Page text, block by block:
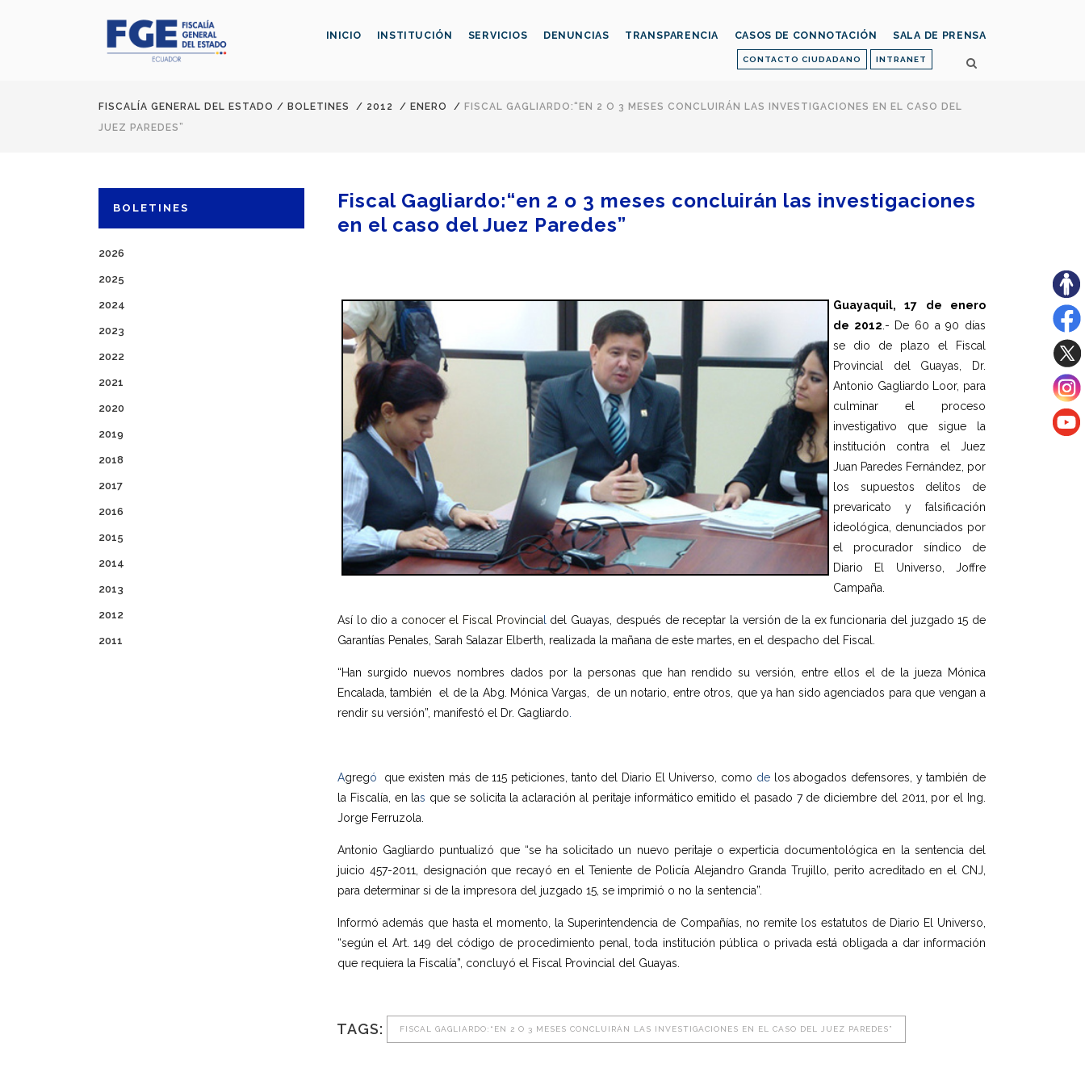
CONTACTO CIUDADANO INTRANET
INICIO INSTITUCIÓN SERVICIOS DENUNCIAS TRANSPARENCIA CASOS DE CONNOTACIÓN SALA DE PRENSA
FISCALÍA GENERAL DEL ESTADO / BOLETINES / 2012 / ENERO / FISCAL GAGLIARDO:“EN 2 O 3 MESES CONCLUIRÁN LAS INVESTIGACIONES EN EL CASO DEL
JUEZ PAREDES”
BOLETINES
2026
2025
2024
2023
2022
2021
2020
2019
2018
2017
2016
2015
2014
2013
2012
2011
Fiscal Gagliardo:“en 2 o 3 meses concluirán las investigaciones
en el caso del Juez Paredes”
Guayaquil, 17 de enero
de 2012 .- De 60 a 90 días
se dio de plazo el Fiscal
Provincial del Guayas, Dr.
Antonio Gagliardo Loor, para
culminar el proceso
investigativo que sigue la
institución contra el Juez
Juan Paredes Fernández, por
los supuestos delitos de
prevaricato y falsificación
ideológica, denunciados por
el procurador síndico de
Diario El Universo, Joffre
Campaña.
Así lo dio a conocer el Fiscal Provincia
del Guayas, después de receptar la versión de la ex funcionaria del juzgado 15 de
Garantías Penales, Sarah Salazar Elberth, realizada la mañana de este martes, en el despacho del Fiscal.
“Han surgido nuevos nombres dados por la personas que han rendido su versión, entre ellos el de la jueza Mónica
Encalada, también el de la Abg. Mónica Vargas, de un notario, entre otros, que ya han sido agenciados para que vengan a
rendir su versión”, manifestó el Dr. Gagliardo
Agregó que existen más de 115 peticiones, tanto del Diario El Universo, como delos abogados defensores, y también de
la Fiscalía, en las que se solicita la aclaración al peritaje informático emitido el pasado 7 de diciembre del 2011, por el Ing.
Jorge Ferruzola.
Antonio Gagliardo puntualizó que “se ha solicitado un nuevo peritaje o experticia documentológica en la sentencia del
juicio 457-2011, designación que recayó en el Teniente de Policía Alejandro Granda Trujillo, perito acreditado en el CNJ,
para determinar si de la impresora del juzgado 15, se imprimió o no la sentencia”.
Informó además que hasta el momento, la Superintendencia de Compañías, no remite los estatutos de Diario El Universo,
“según el Art. 149 del código de procedimiento penal, toda institución pública o privada está obligada a dar información
que requiera la Fiscalía”, concluyó el Fiscal Provincial del Guayas.
TAGS: FISCAL GAGLIARDO:“EN 2 O 3 MESES CONCLUIRÁN LAS INVESTIGACIONES EN EL CASO DEL JUEZ PAREDES”